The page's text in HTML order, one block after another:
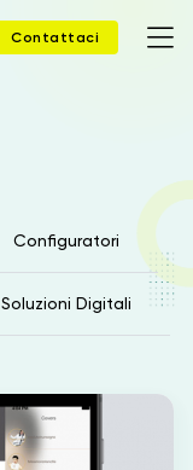
Contattaci
Configuratori
Soluzioni Digitali